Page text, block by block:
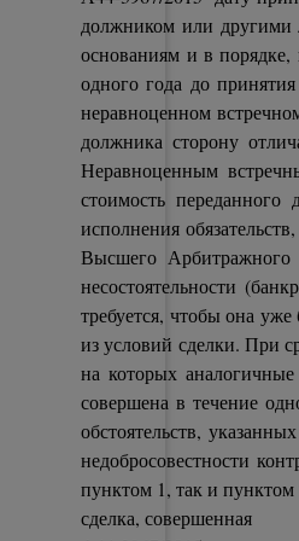
должником или другими
основаниям и в порядке,
одного года до
неравноценном
должника сторону
Неравноценным
стоимость
исполнения
Высшего
несостоятельности
требуется, чтобы она
из условий сделки. При
на которых
совершена в течение
обстоятельств,
недобросовестности
пунктом 1, так и пунктом
сделка, совершенная